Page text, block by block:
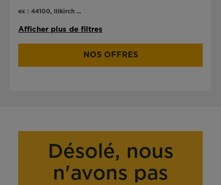
ex : 44100, Illkirch ...
Afficher plus de filtres
NOS OFFRES
Désolé, nous
n'avons pas